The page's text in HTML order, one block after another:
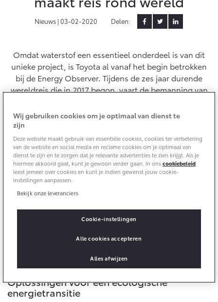
Aircoservice
Vakantiecheck
Toyota Service Documentatie (SIL)
Schade & Garantie
Toyota Pechhulp
Schade & Glasherstel
Toyota fabrieksgarantie
10 jaar Toyota garantie
10 jaar batterijgarantie
Onderdelen & Accessoires
Connected
Contact en route
Nieuws | 03-02-2020 Delen:
Omdat waterstof een essentieel onderdeel is van dit
unieke project, is Toyota al vanaf het begin betrokken
bij de Energy Observer. Tijdens de zes jaar durende
wereldreis die in 2017 begon, vaart de bemanning van
de wereld rond. Het elektrisch aangedreven schip van
de toekomst maakt gebruik van diverse vormen van
hernieuwbare energie en een systeem dat CO2-vrij
waterstof produceert uit zeewater.
Oplossingen voor een ecologische
energietransitie
Wij gebruiken cookies om je optimaal van dienst te
zijn
Deze website maakt gebruik van essentiële cookies, cookies ter verbetering
van de website en social media en reclame cookies om je optimaal van
dienst te zijn en te zorgen dat je relevante advertenties te zien krijgt. Als je
hiermee akkoord gaat, kunt je gewoon verder gaan. In onscookiebeleid
leest jemeer over cookies en kunt je indien gewenst jouw cookie-
instellingen aanpassen.
Bekijk onze leveranciers
Cookie-instellingen
Alles afwijzen
Alle cookies accepteren